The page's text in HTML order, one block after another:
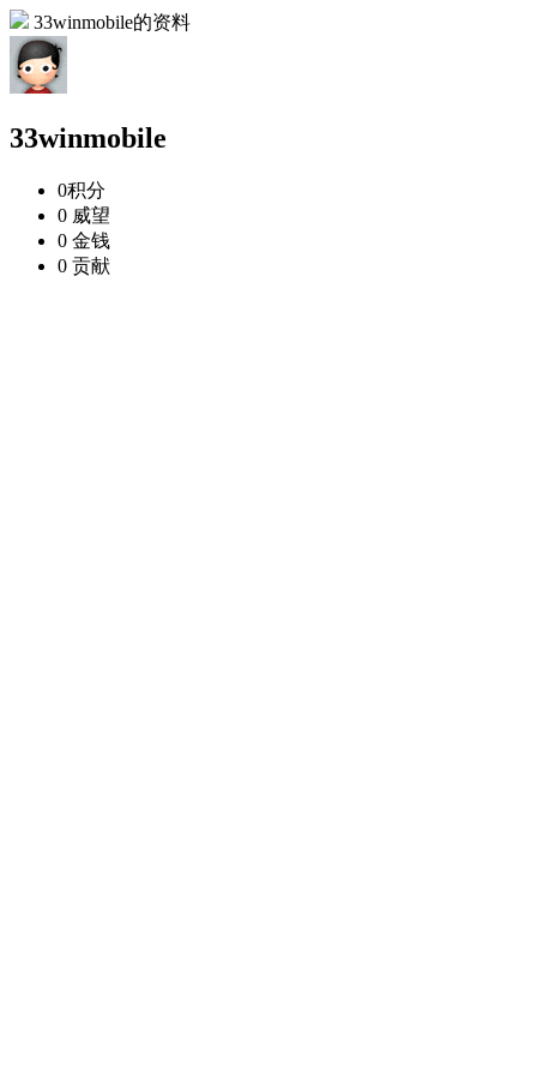
33winmobile的资料
33winmobile
0积分
0 威望
0 金钱
0 贡献